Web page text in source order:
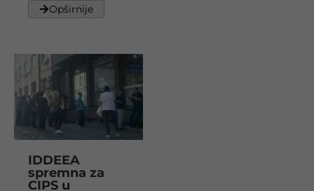
Opširnije
IDDEEA
spremna za
CIPS u